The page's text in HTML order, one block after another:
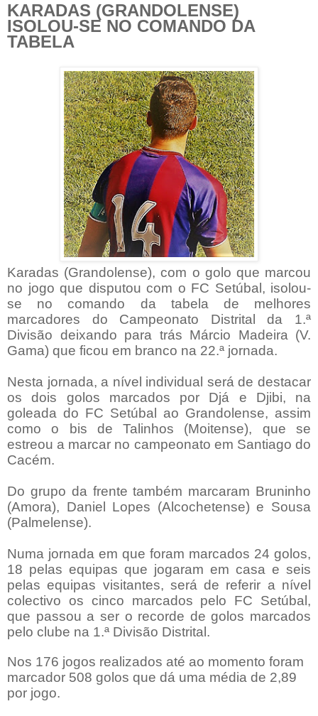
KARADAS (GRANDOLENSE)
ISOLOU-SE NO COMANDO DA
TABELA
Karadas (Grandolense), com o golo que marcou
no jogo que disputou com o FC Setúbal, isolou-
se no comando da tabela de melhores
marcadores do Campeonato Distrital da 1.ª
Divisão deixando para trás Márcio Madeira (V.
Gama) que ficou em branco na 22.ª jornada.
Nesta jornada, a nível individual será de destacar
os dois golos marcados por Djá e Djibi, na
goleada do FC Setúbal ao Grandolense, assim
como o bis de Talinhos (Moitense), que se
estreou a marcar no campeonato em Santiago do
Cacém.
Do grupo da frente também marcaram Bruninho
(Amora), Daniel Lopes (Alcochetense) e Sousa
(Palmelense).
Numa jornada em que foram marcados 24 golos,
18 pelas equipas que jogaram em casa e seis
pelas equipas visitantes, será de referir a nível
colectivo os cinco marcados pelo FC Setúbal,
que passou a ser o recorde de golos marcados
pelo clube na 1.ª Divisão Distrital.
Nos 176 jogos realizados até ao momento foram
marcador 508 golos que dá uma média de 2,89
por jogo.